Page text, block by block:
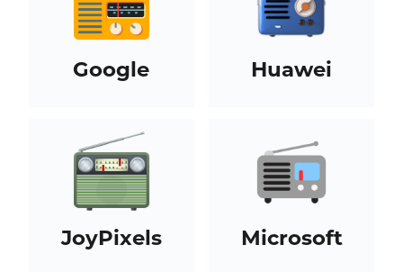
Google Huawei
JoyPixels Microsoft